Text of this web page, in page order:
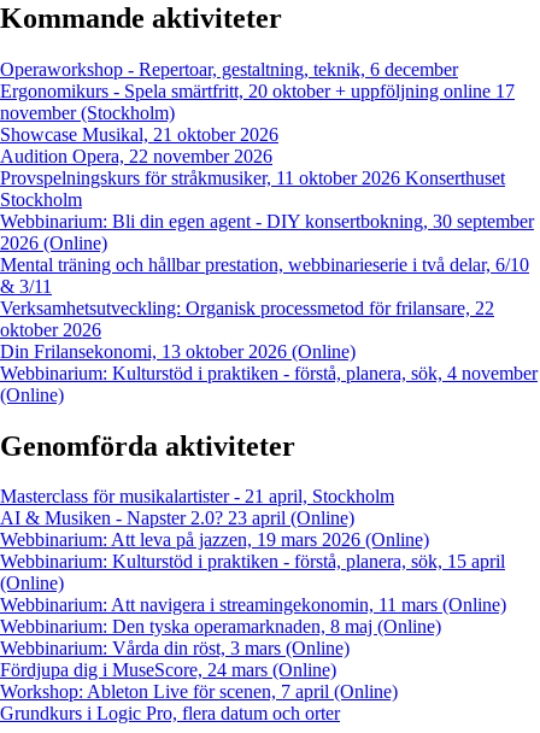
Kommande aktiviteter
Operaworkshop - Repertoar, gestaltning, teknik, 6 december
Ergonomikurs - Spela smärtfritt, 20 oktober + uppföljning online 17
november (Stockholm)
Showcase Musikal, 21 oktober 2026
Audition Opera, 22 november 2026
Provspelningskurs för stråkmusiker, 11 oktober 2026 Konserthuset
Stockholm
Webbinarium: Bli din egen agent - DIY konsertbokning, 30 september
2026 (Online)
Mental träning och hållbar prestation, webbinarieserie i två delar, 6/10
& 3/11
Verksamhetsutveckling: Organisk processmetod för frilansare, 22
oktober 2026
Din Frilansekonomi, 13 oktober 2026 (Online)
Webbinarium: Kulturstöd i praktiken - förstå, planera, sök, 4 november
(Online)
Genomförda aktiviteter
Masterclass för musikalartister - 21 april, Stockholm
AI & Musiken - Napster 2.0? 23 april (Online)
Webbinarium: Att leva på jazzen, 19 mars 2026 (Online)
Webbinarium: Kulturstöd i praktiken - förstå, planera, sök, 15 april
(Online)
Webbinarium: Att navigera i streamingekonomin, 11 mars (Online)
Webbinarium: Den tyska operamarknaden, 8 maj (Online)
Webbinarium: Vårda din röst, 3 mars (Online)
Fördjupa dig i MuseScore, 24 mars (Online)
Workshop: Ableton Live för scenen, 7 april (Online)
Grundkurs i Logic Pro, flera datum och orter